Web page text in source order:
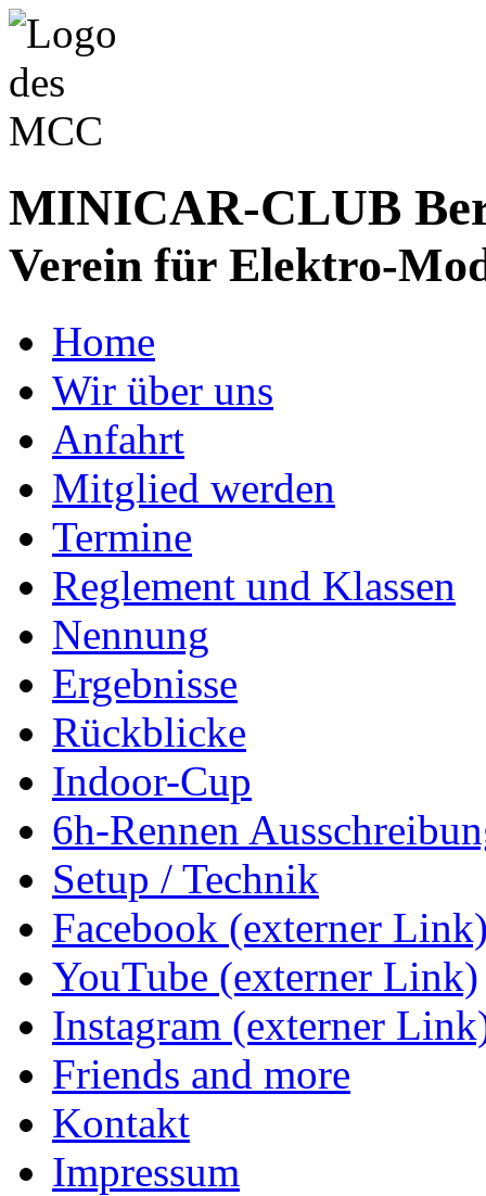
MINICAR-CLUB
Verein für Elektro-
Home
Wir über uns
Anfahrt
Mitglied werden
Termine
Reglement und Klassen
Nennung
Ergebnisse
Rückblicke
Indoor-Cup
6h-Rennen
Setup / Technik
Facebook (externer
YouTube (externer Link)
Instagram (externer
Friends and more
Kontakt
Impressum